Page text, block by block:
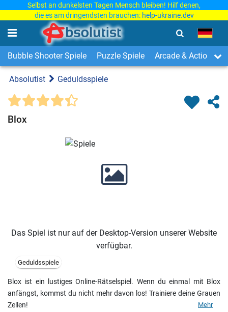
Selbst an dunkelsten Tagen Mensch bleiben! Hilf denen,
die es am dringendsten brauchen: help-ukraine.dev
Bubble Shooter Spiele Puzzle Spiele Arcade & Action
Absolutist Geduldsspiele
Blox
Das Spiel ist nur auf der Desktop-Version unserer Website
verfügbar.
Geduldsspiele
Blox ist ein lustiges Online-Rätselspiel. Wenn du einmal mit Blox
anfängst, kommst du nicht mehr davon los! Trainiere deine Grauen
Zellen!
Mehr